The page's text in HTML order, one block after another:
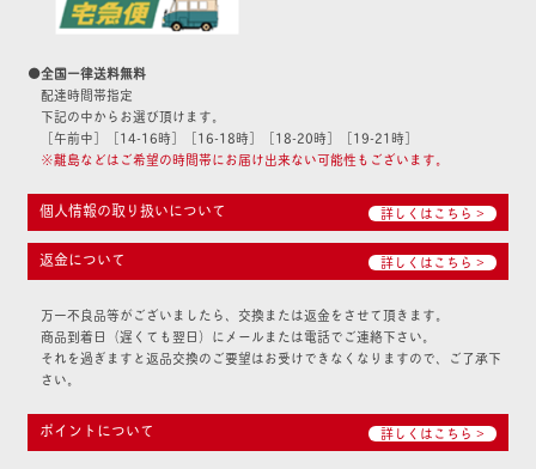
●全国一律送料無料
配達時間帯指定
下記の中からお選び頂けます。
［午前中］［14-16時］［16-18時］［18-20時］［19-21時］
※離島などはご希望の時間帯にお届け出来ない可能性もございます。
個人情報の取り扱いについて 詳しくはこちら >
返金について 詳しくはこちら >
万一不良品等がございましたら、交換または返金をさせて頂きます。
商品到着日（遅くても翌日）にメールまたは電話でご連絡下さい。
それを過ぎますと返品交換のご要望はお受けできなくなりますので、ご了承下
さい。
ポイントについて 詳しくはこちら >